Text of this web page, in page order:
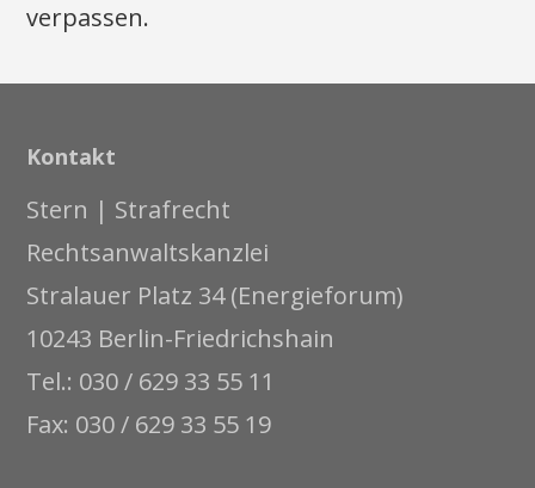
verpassen.
Kontakt
Stern | Strafrecht
Rechtsanwaltskanzlei
Stralauer Platz 34 (Energieforum)
10243 Berlin-Friedrichshain
Tel.: 030 / 629 33 55 11
Fax: 030 / 629 33 55 19